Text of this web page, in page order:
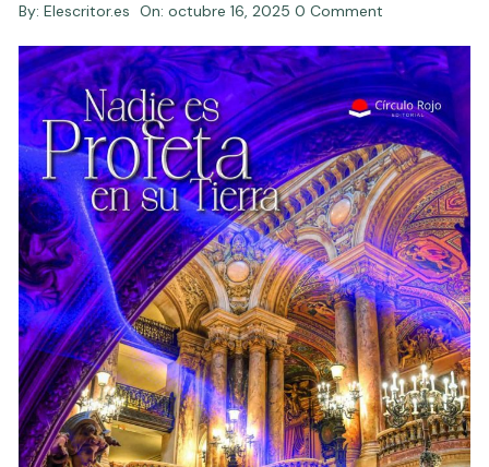
By: Elescritor.es On:octubre 16, 2025 0 Comment